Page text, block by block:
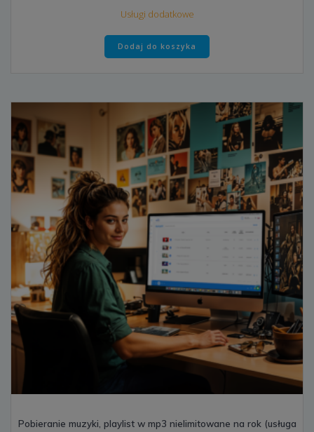
Usługi dodatkowe
Dodaj do koszyka
Pobieranie muzyki, playlist w mp3 nielimitowane na rok (usługa